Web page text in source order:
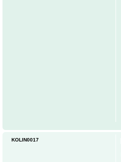
KOLIN0017